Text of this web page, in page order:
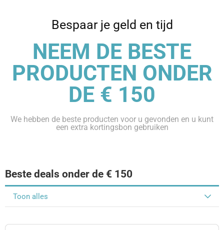
Bespaar je geld en tijd
NEEM DE BESTE
PRODUCTEN ONDER
DE € 150
We hebben de beste producten voor u gevonden en u kunt
een extra kortingsbon gebruiken
Beste deals onder de € 150
Toon alles